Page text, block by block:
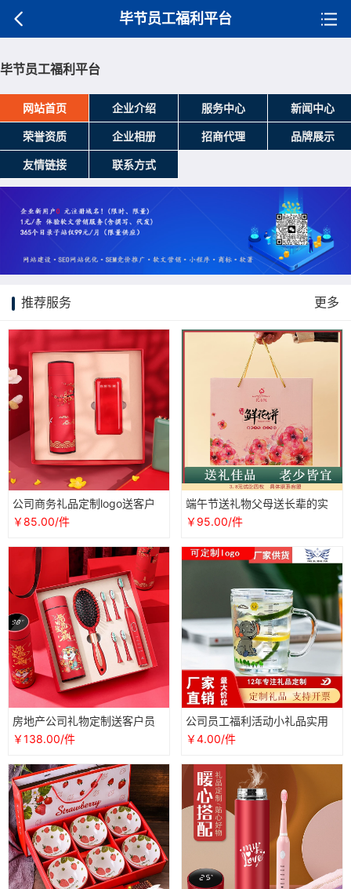
毕节员工福利平台
毕节员工福利平台
网站首页 企业介绍 服务中心 新闻中心
荣誉资质 企业相册 招商代理 品牌展示
友情链接 联系方式
推荐服务 更多
公司商务礼品定制logo送客户
员工福利老师生日实用创意高
档伴手礼
￥85.00/件
端午节送礼物父母送长辈的实
用礼品公司团购员工福利吃的
食品礼盒
￥95.00/件
房地产公司礼物定制送客户员
工福利礼品套装企业年会商务
￥138.00/件
公司员工福利活动小礼品实用
抽奖品美容院开业大气宣传赠
品随手礼
￥4.00/件